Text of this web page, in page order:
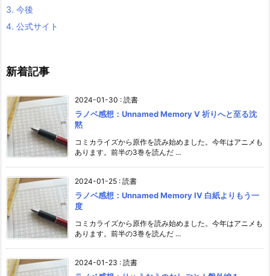
3. 今後
4. 公式サイト
新着記事
2024-01-30 : 読書
ラノベ感想：Unnamed Memory V 祈りへと至る沈
黙
コミカライズから原作を読み始めました。今年はアニメも
あります。前半の3巻を読んだ ...
2024-01-25 : 読書
ラノベ感想：Unnamed Memory IV 白紙よりもう一
度
コミカライズから原作を読み始めました。今年はアニメも
あります。前半の3巻を読んだ ...
2024-01-23 : 読書